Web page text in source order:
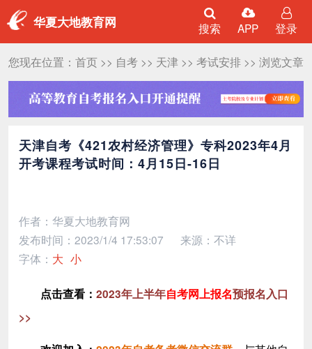
华夏大地教育网 搜索 APP 登录
您现在位置： 首页>> 自考>> 天津>> 考试安排>> 浏览文章
天津自考《421农村经济管理》专科2023年4月
开考课程考试时间：4月15日-16日
作者：华夏大地教育网
发布时间：2023/1/4 17:53:07
来源：不详
字体： 大 小
点击查看： 2023年上半年自考网上报名预报名入口
>>